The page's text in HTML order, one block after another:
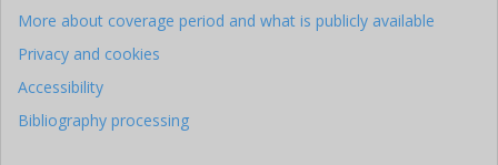
More about coverage period and what is publicly available
Privacy and cookies
Accessibility
Bibliography processing